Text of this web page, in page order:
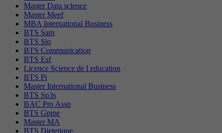
Master Data science
Master Meef
MBA International Business
BTS Sam
BTS Sio
BTS Communication
BTS Esf
Licence Science de l education
BTS Pi
Master International Business
BTS Sp3s
BAC Pro Assp
BTS Gpme
Master MA
BTS Dietetique